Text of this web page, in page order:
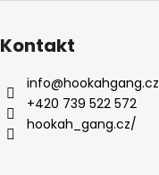
Kontakt
info@hookahgang.cz
+420 739 522 572
hookah_gang.cz/